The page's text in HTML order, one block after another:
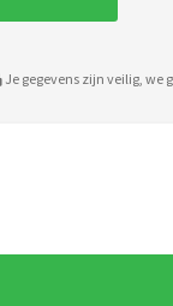
Je gegevens zijn veilig, we